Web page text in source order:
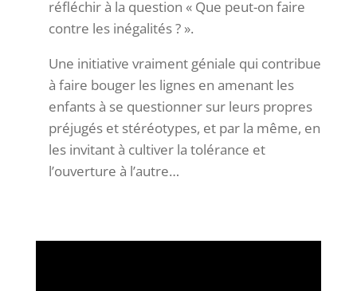
réfléchir à la question « Que peut-on faire
contre les inégalités ? ».
Une initiative vraiment géniale qui contribue
à faire bouger les lignes en amenant les
enfants à se questionner sur leurs propres
préjugés et stéréotypes, et par la même, en
les invitant à cultiver la tolérance et
l’ouverture à l’autre…